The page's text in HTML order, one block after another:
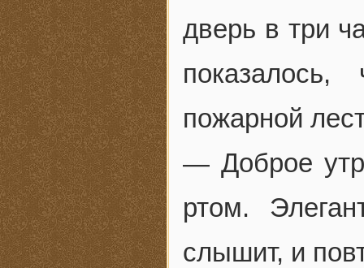
дверь в три
пожарной
— Доброе
ртом.
слышит, и